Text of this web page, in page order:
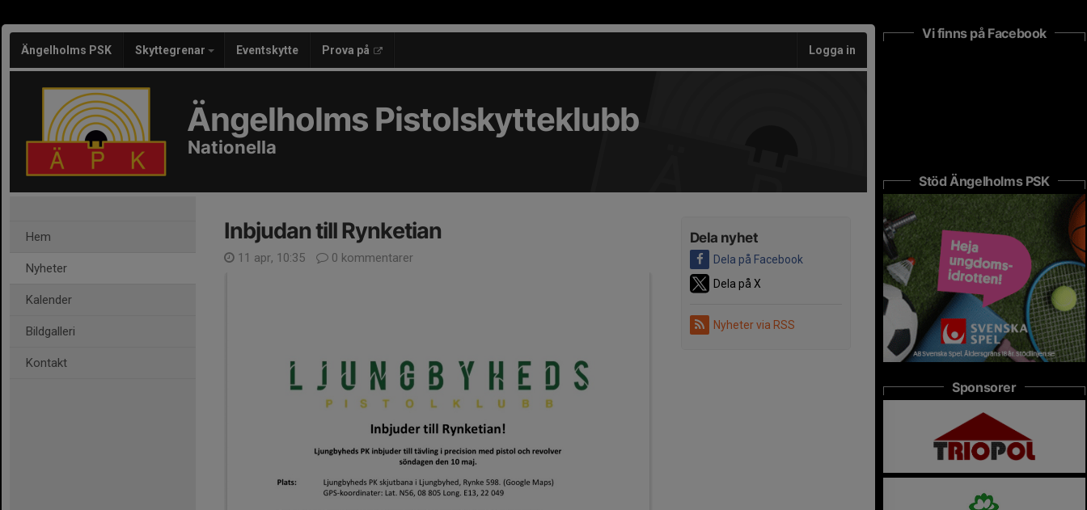
Ängelholms PSK Skyttegrenar Eventskytte Prova på Logga in
Ängelholms Pistolskytteklubb
Nationella
Hem
Nyheter
Kalender
Bildgalleri
Kontakt
Dela nyhet
Dela på Facebook
Dela på X
Nyheter via RSS
Inbjudan till Rynketian
11 apr, 10:35 0 kommentarer
Vi finns på Facebook
Stöd Ängelholms PSK
Sponsorer